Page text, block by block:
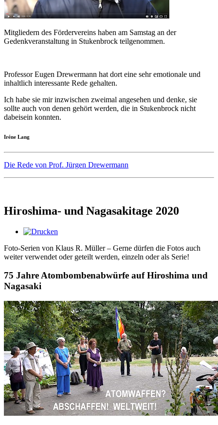
Mitgliedern des Fördervereins haben am Samstag an der
Gedenkveranstaltung in Stukenbrock teilgenommen.
Professor Eugen Drewermann hat dort eine sehr emotionale und
inhaltlich interessante Rede gehalten.
Ich habe sie mir inzwischen zweimal angesehen und denke, sie
sollte auch von denen gehört werden, die in Stukenbrock nicht
dabeisein konnten.
Iréne Lang
Die Rede von Prof. Jürgen Drewermann
Hiroshima- und Nagasakitage 2020
Foto-Serien von Klaus R. Müller – Gerne dürfen die Fotos auch
weiter verwendet oder geteilt werden, einzeln oder als Serie!
75 Jahre Atombombenabwürfe auf Hiroshima und
Nagasaki